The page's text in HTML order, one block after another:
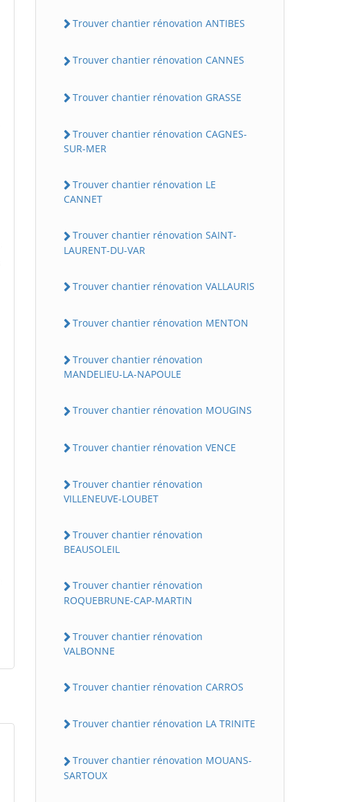
Trouver chantier rénovation ANTIBES
Trouver chantier rénovation CANNES
Trouver chantier rénovation GRASSE
Trouver chantier rénovation CAGNES-
SUR-MER
Trouver chantier rénovation LE
CANNET
Trouver chantier rénovation SAINT-
LAURENT-DU-VAR
Trouver chantier rénovation VALLAURIS
Trouver chantier rénovation MENTON
Trouver chantier rénovation
MANDELIEU-LA-NAPOULE
Trouver chantier rénovation MOUGINS
Trouver chantier rénovation VENCE
Trouver chantier rénovation
VILLENEUVE-LOUBET
Trouver chantier rénovation
BEAUSOLEIL
Trouver chantier rénovation
ROQUEBRUNE-CAP-MARTIN
Trouver chantier rénovation
VALBONNE
Trouver chantier rénovation CARROS
Trouver chantier rénovation LA TRINITE
Trouver chantier rénovation MOUANS-
SARTOUX